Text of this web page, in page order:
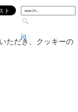
ja
ただき、クッキーの